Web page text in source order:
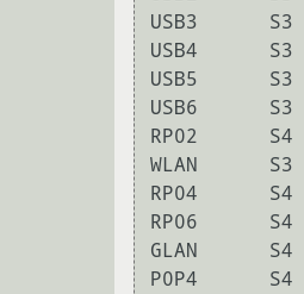
USB3	  S3	*disabled
USB4	  S3	*disabled
USB5	  S3	*disabled
USB6	  S3	*disabled
RP02	  S4	*disabled  pci:0000:00:1c.1
WLAN	  S3	*disabled  pci:0000:02:00.0
RP04	  S4	*disabled  pci:0000:00:1c.3
RP06	  S4	*disabled  pci:0000:00:1c.5
GLAN	  S4	*disabled  pci:0000:04:00.0
P0P4	  S4	*disabled  pci:0000:00:1c.0